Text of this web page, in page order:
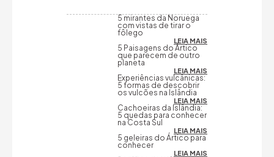
5 mirantes da Noruega
com vistas de tirar o
fôlego
LEIA MAIS
5 Paisagens do Ártico
que parecem de outro
planeta
LEIA MAIS
Experiências vulcânicas:
5 formas de descobrir
os vulcões na Islândia
LEIA MAIS
Cachoeiras da Islândia:
5 quedas para conhecer
na Costa Sul
LEIA MAIS
5 geleiras do Ártico para
conhecer
LEIA MAIS